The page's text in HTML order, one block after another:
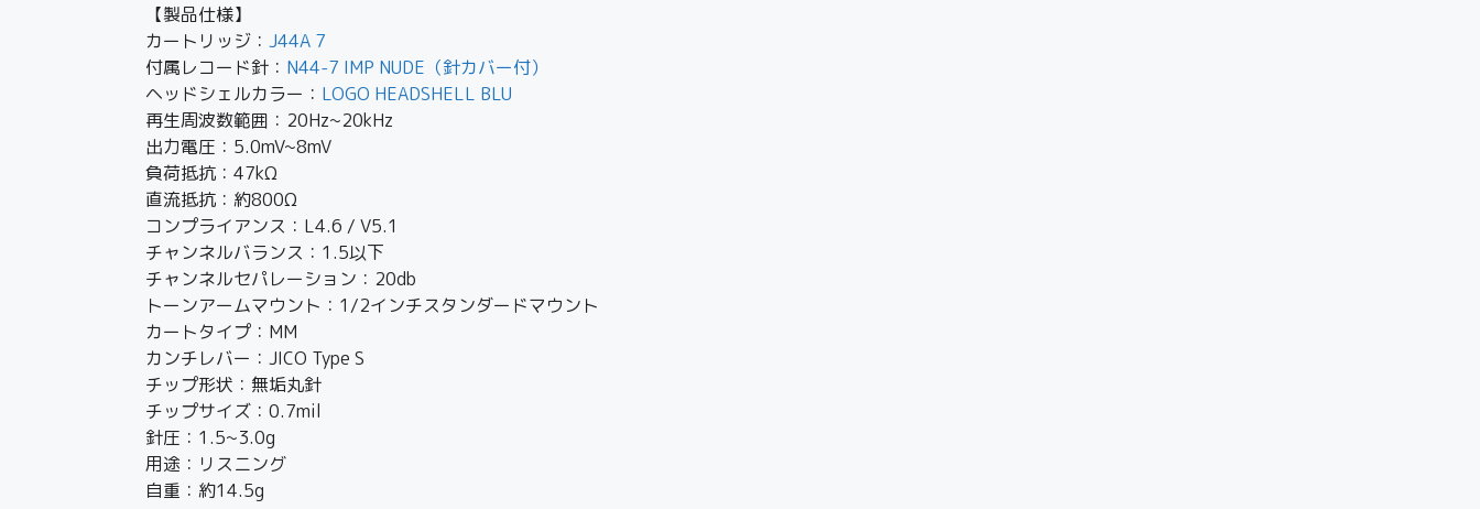
【製品仕様】
カートリッジ： J44A 7
付属レコード針： N44-7 IMP NUDE（針カバー付）
ヘッドシェルカラー： LOGO HEADSHELL BLU
再生周波数範囲：20Hz~20kHz
出力電圧：5.0mV~8mV
負荷抵抗：47kΩ
直流抵抗：約800Ω
コンプライアンス：L4.6 / V5.1
チャンネルバランス：1.5以下
チャンネルセパレーション：20db
トーンアームマウント：1/2インチスタンダードマウント
カートタイプ：MM
カンチレバー：JICO Type S
チップ形状：無垢丸針
チップサイズ：0.7mil
針圧：1.5~3.0g
用途：リスニング
自重：約14.5g